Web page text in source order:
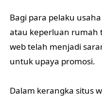
Bagi para pelaku
atau keperluan rumah
web telah menjadi
untuk upaya promosi.
Dalam kerangka situs